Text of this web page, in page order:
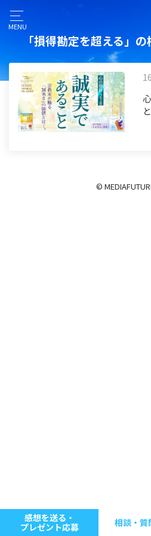
MENU
「損得勘定を超える」
©
感想を送る・
プレゼント応募
相談・質